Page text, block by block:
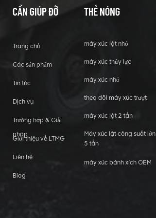
CẦN GIÚP ĐỠ
Trang chủ
Các sản phẩm
Tin tức
Dịch vụ
Trường hợp & Giải
pháp
Giới thiệu về LTMG
Liên hệ
Blog
THẺ NÓNG
máy xúc lật nhỏ
máy xúc thủy lực
máy xúc nhỏ
theo dõi máy xúc trượt
máy xúc lật 2 tấn
Máy xúc lật công suất lớn
5 tấn
máy xúc bánh xích OEM